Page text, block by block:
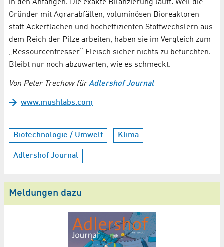
in den Anfängen. Die exakte Bilanzierung läuft. Weil die
Gründer mit Agrarabfällen, voluminösen Bioreaktoren
statt Ackerflächen und hocheffizienten Stoffwechslern aus
dem Reich der Pilze arbeiten, haben sie im Vergleich zum
„Ressourcenfresser“ Fleisch sicher nichts zu befürchten.
Bleibt nur noch abzuwarten, wie es schmeckt.
Von Peter Trechow fürAdlershof Journal
www.mushlabs.com
Biotechnologie / Umwelt Klima
Adlershof Journal
Meldungen dazu